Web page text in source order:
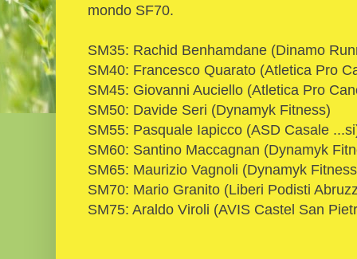
mondo SF70.
SM35: Rachid Benhamdane (Dinamo
SM40: Francesco Quarato (Atletica Pro
SM45: Giovanni Auciello (Atletica Pro
SM50: Davide Seri (Dynamyk Fitness)
SM55: Pasquale Iapicco (ASD Casale
SM60: Santino Maccagnan (Dynamyk
SM65: Maurizio Vagnoli (Dynamyk
SM70: Mario Granito (Liberi Podisti
SM75: Araldo Viroli (AVIS Castel San